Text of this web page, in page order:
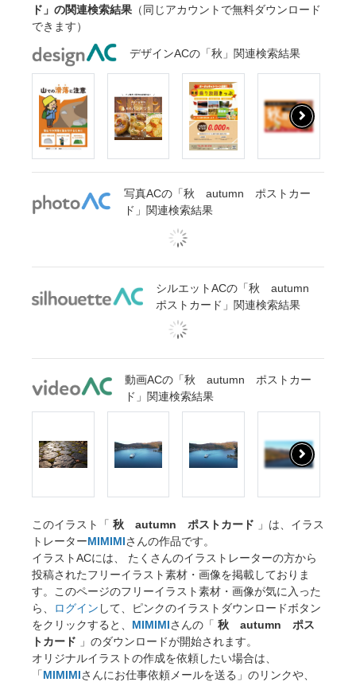
ド」の関連検索結果 （同じアカウントで無料ダウンロード
できます）
デザインACの「秋」関連検索結果
写真ACの「秋 autumn ポストカー
ド」関連検索結果
シルエットACの「秋 autumn
ポストカード」関連検索結果
動画ACの「秋 autumn ポストカー
ド」関連検索結果
このイラスト「 秋 autumn ポストカード 」は、イラス
トレーターMIMIMIさんの作品です。
イラストACには、 たくさんのイラストレーターの方から
投稿されたフリーイラスト素材・画像を掲載しておりま
す。このページのフリーイラスト素材・画像が気に入った
ら、
ログイン して、ピンクのイラストダウンロードボタン
をクリックすると、 MIMIMIさんの「 秋 autumn ポス
トカード 」のダウンロードが開始されます。
オリジナルイラストの作成を依頼したい場合は、
「MIMIMIさんにお仕事依頼メールを送る」のリンクや、